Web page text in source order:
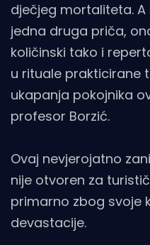
dječjeg mortaliteta.
jedna druga priča,
količinski tako i
u rituale prakticirane
ukapanja pokojnika
profesor Borzić.
Ovaj nevjerojatno
nije otvoren za
primarno zbog svoje
devastacije.